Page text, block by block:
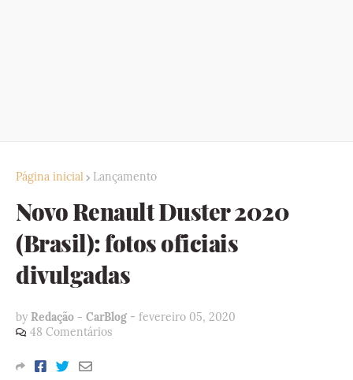
Página inicial Lançamento
Novo Renault Duster 2020
(Brasil): fotos oficiais
divulgadas
by Redação - CarBlog - fevereiro 05, 2020
48 Comentários